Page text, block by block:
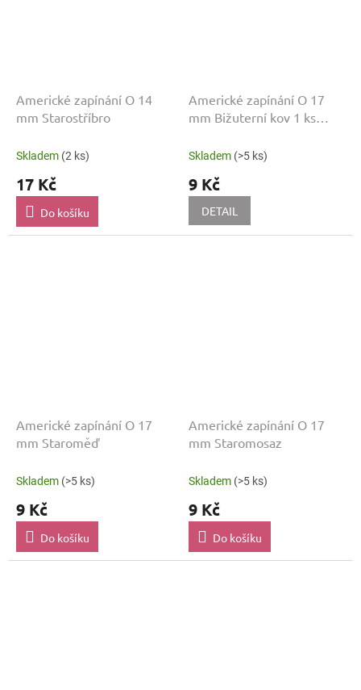
Americké zapínání O 14
mm Starostříbro
Skladem (2 ks)
17 Kč
Do košíku
Americké zapínání O 17
mm Bižuterní kov 1 ks
Skladem (>5 ks)
9 Kč
DETAIL
Americké zapínání O 17
mm Staroměď
Skladem (>5 ks)
9 Kč
Do košíku
Americké zapínání O 17
mm Staromosaz
Skladem (>5 ks)
9 Kč
Do košíku